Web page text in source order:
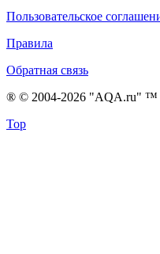
Пользовательское
Правила
Обратная связь
® © 2004-2026 "AQA.ru" ™
Top